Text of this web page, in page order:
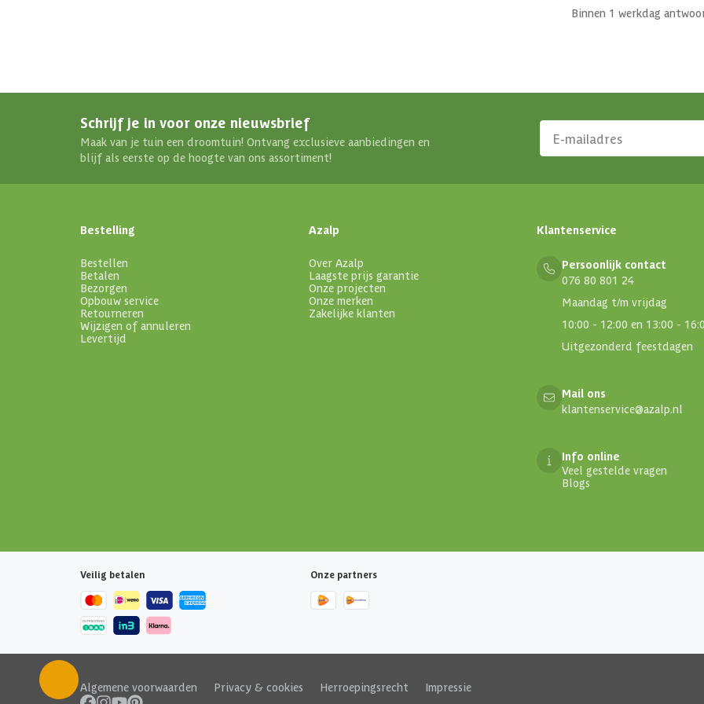
Binnen 1 werkdag
Schrijf je in voor onze nieuwsbrief
Maak van je tuin een droomtuin! Ontvang exclusieve aanbiedingen en
blijf als eerste op de hoogte van ons assortiment!
Bestelling
Bestellen
Betalen
Bezorgen
Opbouw service
Retourneren
Wijzigen of annuleren
Levertijd
Azalp
Over Azalp
Laagste prijs garantie
Onze projecten
Onze merken
Zakelijke klanten
Klantenservice
Persoonlijk contact
076 80 801 24
Maandag t/m vrijdag
10:00 - 12:00 en 13:00 -
Uitgezonderd feestdagen
Mail ons
klantenservice@azalp.nl
Info online
Veel gestelde vragen
Blogs
Veilig betalen Onze partners
Algemene voorwaarden Privacy & cookies Herroepingsrecht Impressie